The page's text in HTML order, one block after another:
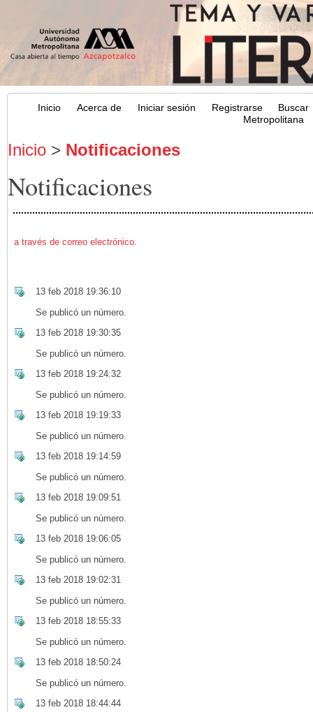
Inicio Acerca de Iniciar sesión Registrarse
Buscar
Metropolitana
Inicio> Notificaciones
Notificaciones
a través de correo electrónico.
13 feb 2018 19:36:10
Se publicó un número.
13 feb 2018 19:30:35
Se publicó un número.
13 feb 2018 19:24:32
Se publicó un número.
13 feb 2018 19:19:33
Se publicó un número.
13 feb 2018 19:14:59
Se publicó un número.
13 feb 2018 19:09:51
Se publicó un número.
13 feb 2018 19:06:05
Se publicó un número.
13 feb 2018 19:02:31
Se publicó un número.
13 feb 2018 18:55:33
Se publicó un número.
13 feb 2018 18:50:24
Se publicó un número.
13 feb 2018 18:44:44